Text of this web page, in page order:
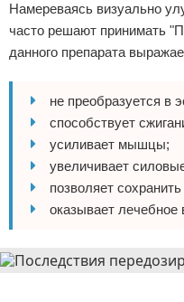
Намереваясь визуально
часто решают принимать
данного препарата
не преобразуется в
способствует
усиливает мышцы;
увеличивает
позволяет
оказывает лечебное